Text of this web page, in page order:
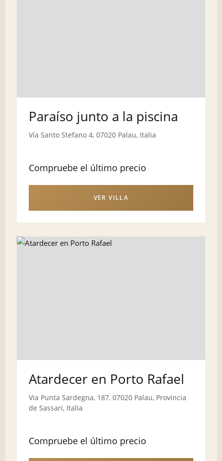
Paraíso junto a la piscina
Vía Santo Stefano 4, 07020 Palau, Italia
Compruebe el último precio
VER VILLA
Atardecer en Porto Rafael
Via Punta Sardegna, 187, 07020 Palau, Provincia
de Sassari, Italia
Compruebe el último precio